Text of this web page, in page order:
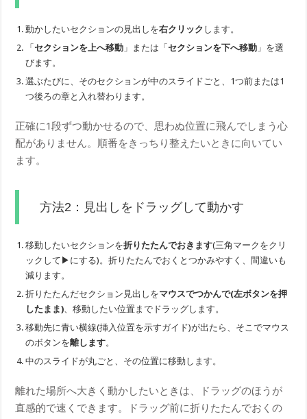
動かしたいセクションの見出しを右クリック します。
「セクションを上へ移動 」または「セクションを下へ移動 」を選
びます。
選ぶたびに、そのセクションが中のスライドごと、1つ前または1
つ後ろの章と入れ替わります。
正確に1段ずつ動かせるので、思わぬ位置に飛んでしまう心
配がありません。順番をきっちり整えたいときに向いてい
ます。
方法2：見出しをドラッグして動かす
移動したいセクションを折りたたんでおきます(三角マークをクリ
ックして▶にする)。折りたたんでおくとつかみやすく、間違いも
減ります。
折りたたんだセクション見出しをマウスでつかんで(左ボタンを押
したまま)、移動したい位置までドラッグします。
移動先に青い横線(挿入位置を示すガイド)が出たら、そこでマウス
のボタンを離します。
中のスライドが丸ごと、その位置に移動します。
離れた場所へ大きく動かしたいときは、ドラッグのほうが
直感的で速くできます。ドラッグ前に折りたたんでおくの